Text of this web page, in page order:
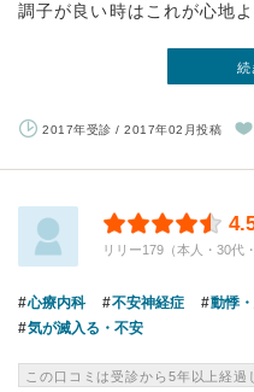
調子が良い時はこれが心地
続
2017年受診 / 2017年02月投稿
リリー179（本人・30代
心療内科 不安神経症 動悸
気が滅入る・不安
この口コミは受診から5年以上経過